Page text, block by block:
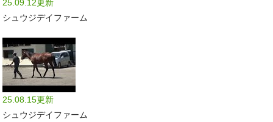
25.09.12更新
シュウジデイファーム
25.08.15更新
シュウジデイファーム